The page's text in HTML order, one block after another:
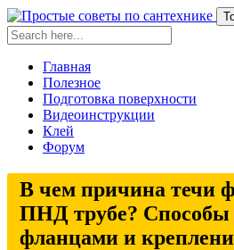
Главная
Полезное
Подготовка поверхности
Видеоинструкции
Клей
Форум
В чем причина течи
ПНД трубе? Способы
фланцами и